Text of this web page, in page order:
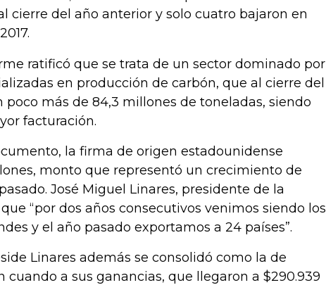
cierre del año anterior y solo cuatro bajaron en
ratificó que se trata de un sector dominado por
en producción de carbón, que al cierre del
poco más de 84,3 millones de toneladas, siendo
facturación.
la firma de origen estadounidense
monto que representó un crecimiento de
José Miguel Linares, presidente de la
“por dos años consecutivos venimos siendo los
y el año pasado exportamos a 24 países”.
Linares además se consolidó como la de
a sus ganancias, que llegaron a $290.939